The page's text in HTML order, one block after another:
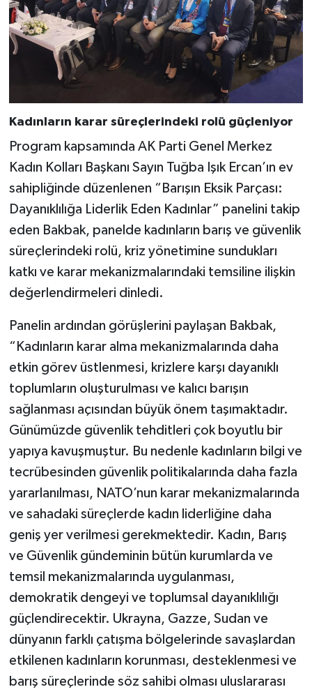
Kadınların karar süreçlerindeki rolü güçleniyor
Program kapsamında AK Parti Genel Merkez
Kadın Kolları Başkanı Sayın Tuğba Işık Ercan’ın ev
sahipliğinde düzenlenen “Barışın Eksik Parçası:
Dayanıklılığa Liderlik Eden Kadınlar” panelini takip
eden Bakbak, panelde kadınların barış ve güvenlik
süreçlerindeki rolü, kriz yönetimine sundukları
katkı ve karar mekanizmalarındaki temsiline ilişkin
değerlendirmeleri dinledi.
Panelin ardından görüşlerini paylaşan Bakbak,
“Kadınların karar alma mekanizmalarında daha
etkin görev üstlenmesi, krizlere karşı dayanıklı
toplumların oluşturulması ve kalıcı barışın
sağlanması açısından büyük önem taşımaktadır.
Günümüzde güvenlik tehditleri çok boyutlu bir
yapıya kavuşmuştur. Bu nedenle kadınların bilgi ve
tecrübesinden güvenlik politikalarında daha fazla
yararlanılması, NATO’nun karar mekanizmalarında
ve sahadaki süreçlerde kadın liderliğine daha
geniş yer verilmesi gerekmektedir. Kadın, Barış
ve Güvenlik gündeminin bütün kurumlarda ve
temsil mekanizmalarında uygulanması,
demokratik dengeyi ve toplumsal dayanıklılığı
güçlendirecektir. Ukrayna, Gazze, Sudan ve
dünyanın farklı çatışma bölgelerinde savaşlardan
etkilenen kadınların korunması, desteklenmesi ve
barış süreçlerinde söz sahibi olması uluslararası